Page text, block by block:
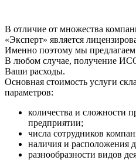
В отличие от множества
«Эксперт» является
Именно поэтому мы
В любом случае, получение
Ваши расходы.
Основная стоимость услуги
параметров:
количества и сложности
предприятии;
числа сотрудников
наличия и расположения
разнообразности видов